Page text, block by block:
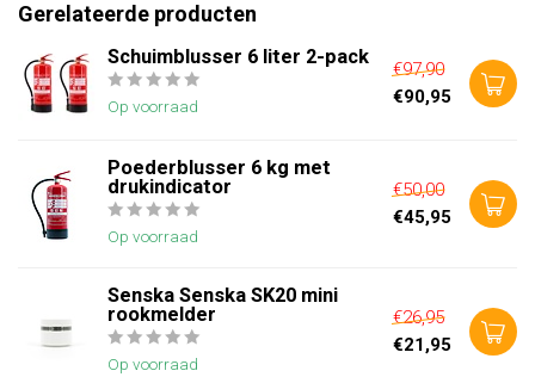
Gerelateerde producten
Schuimblusser 6 liter 2-pack
Op voorraad
€97,90
€90,95
Poederblusser 6 kg met
drukindicator
Op voorraad
€50,00
€45,95
Senska Senska SK20 mini
rookmelder
Op voorraad
€26,95
€21,95